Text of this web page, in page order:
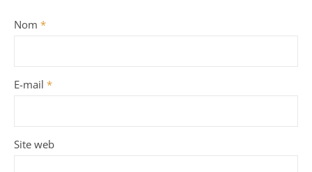
Nom *
E-mail *
Site web